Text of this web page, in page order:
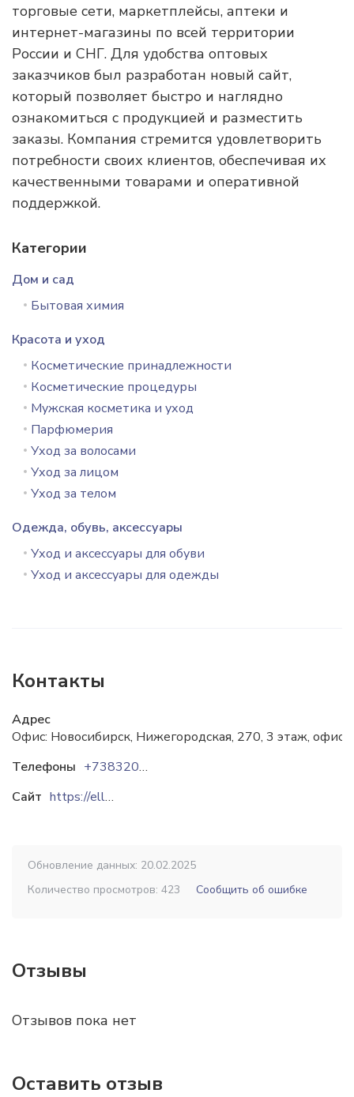
торговые сети, маркетплейсы, аптеки и
интернет-магазины по всей территории
России и СНГ. Для удобства оптовых
заказчиков был разработан новый сайт,
который позволяет быстро и наглядно
ознакомиться с продукцией и разместить
заказы. Компания стремится удовлетворить
потребности своих клиентов, обеспечивая их
качественными товарами и оперативной
поддержкой.
Категории
Дом и сад
Бытовая химия
Красота и уход
Косметические принадлежности
Косметические процедуры
Мужская косметика и уход
Парфюмерия
Уход за волосами
Уход за лицом
Уход за телом
Одежда, обувь, аксессуары
Уход и аксессуары для обуви
Уход и аксессуары для одежды
Контакты
Адрес
Офис: Новосибирск, ​Нижегородская, 270, 3 этаж, офис
Телефоны
+73832092614
Сайт
https://elle-cosmetic.ru
Обновление данных: 20.02.2025
Количество просмотров: 423
Сообщить об ошибке
Отзывы
Отзывов пока нет
Оставить отзыв